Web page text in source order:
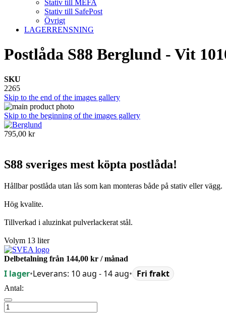
Stativ till MEFA
Stativ till SafePost
Övrigt
LAGERRENSNING
Postlåda S88 Berglund - Vit
SKU
2265
Skip to the end of the images gallery
Skip to the beginning of the images gallery
795,00 kr
S88 sveriges mest köpta postlåda!
Hållbar postlåda utan lås som kan monteras både på stativ eller vägg.
Hög kvalite.
Tillverkad i aluzinkat pulverlackerat stål.
Volym 13 liter
Delbetalning från 144,00 kr / månad
I lager•Leverans: 10 aug - 14 aug• Fri frakt
Antal: